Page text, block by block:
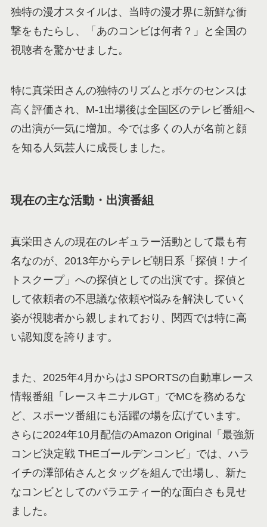
独特の漫才スタイルは、当時の漫才界に新鮮な衝
撃をもたらし、「あのコンビは何者？」と全国の
視聴者を驚かせました。
特に真栄田さんの独特のリズムとボケのセンスは
高く評価され、M-1出場後は全国区のテレビ番組へ
の出演が一気に増加。今では多くの人が名前と顔
を知る人気芸人に成長しました。
現在の主な活動・出演番組
真栄田さんの現在のレギュラー活動として最も有
名なのが、2013年からテレビ朝日系「探偵！ナイ
トスクープ」への探偵としての出演です。探偵と
して依頼者の不思議な依頼や悩みを解決していく
姿が視聴者から親しまれており、関西では特に高
い認知度を誇ります。
また、2025年4月からはJ SPORTSの自動車レース
情報番組「レースキニナルGT」でMCを務めるな
ど、スポーツ番組にも活躍の場を広げています。
さらに2024年10月配信のAmazon Original「最強新
コンビ決定戦 THEゴールデンコンビ」では、ハラ
イチの澤部佑さんとタッグを組んで出場し、新た
なコンビとしてのバラエティー的な面白さも見せ
ました。